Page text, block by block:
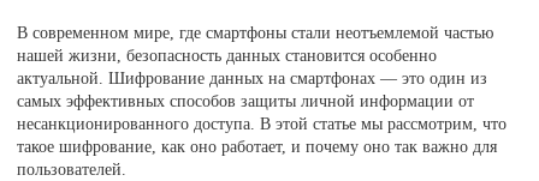
В современном мире, где смартфоны стали неотъемлемой частью
нашей жизни, безопасность данных становится особенно
актуальной. Шифрование данных на смартфонах — это один из
самых эффективных способов защиты личной информации от
несанкционированного доступа. В этой статье мы рассмотрим, что
такое шифрование, как оно работает, и почему оно так важно для
пользователей.